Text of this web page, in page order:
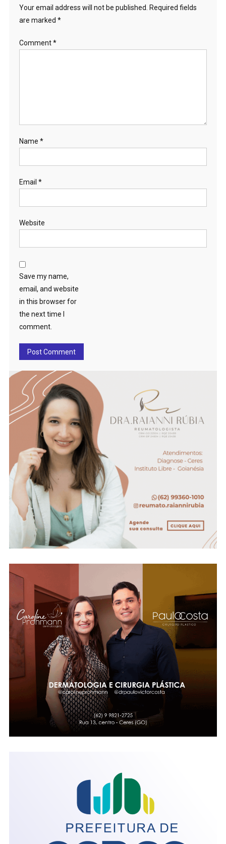
Your email address will not be published.
Required fields
are marked *
Comment*
Name *
Email *
Website
Save my name,
email, and website
in this browser for
the next time I
comment.